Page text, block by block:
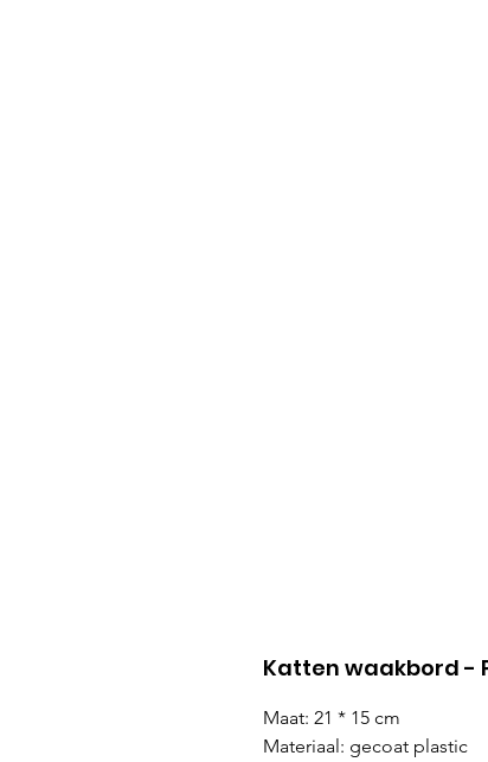
Katten waakbord -
Maat: 21 * 15 cm
Materiaal: gecoat plastic